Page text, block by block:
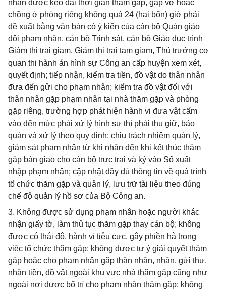
nhân được kéo dài thời gian thăm gặp, gặp vợ hoặc
chồng ở phòng riêng không quá 24 (hai bốn) giờ phải
đề xuất bằng văn bản có ý kiến của cán bộ Quản giáo
đội phạm nhân, cán bộ Trinh sát, cán bộ Giáo dục trình
Giám thị trại giam, Giám thị trại tạm giam, Thủ trưởng cơ
quan thi hành án hình sự Công an cấp huyện xem xét,
quyết định; tiếp nhận, kiểm tra tiền, đồ vật do thân nhân
đưa đến gửi cho phạm nhân; kiểm tra đồ vật đối với
thân nhân gặp phạm nhân tại nhà thăm gặp và phòng
gặp riêng, trường hợp phát hiện hành vi đưa vật cấm
vào đến mức phải xử lý hình sự thì phải thu giữ, bảo
quản và xử lý theo quy định; chịu trách nhiệm quản lý,
giám sát phạm nhân từ khi nhận đến khi kết thúc thăm
gặp bàn giao cho cán bộ trực trại và ký vào Sổ xuất
nhập phạm nhân; cập nhật đầy đủ thông tin về quá trình
tổ chức thăm gặp và quản lý, lưu trữ tài liệu theo đúng
chế độ quản lý hồ sơ của Bộ Công an.
3. Không được sử dụng phạm nhân hoặc người khác
nhận giấy tờ, làm thủ tục thăm gặp thay cán bộ; không
được có thái độ, hành vi tiêu cực, gây phiền hà trong
việc tổ chức thăm gặp; không được tự ý giải quyết thăm
gặp hoặc cho phạm nhân gặp thân nhân, nhận, gửi thư,
nhận tiền, đồ vật ngoài khu vực nhà thăm gặp cũng như
ngoài nơi được bố trí cho phạm nhân thăm gặp; không